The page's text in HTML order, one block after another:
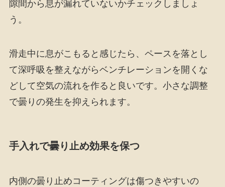
隙間から息が漏れていないかチェックしましょ
う。
滑走中に息がこもると感じたら、ペースを落とし
て深呼吸を整えながらベンチレーションを開くな
どして空気の流れを作ると良いです。小さな調整
で曇りの発生を抑えられます。
手入れで曇り止め効果を保つ
内側の曇り止めコーティングは傷つきやすいの